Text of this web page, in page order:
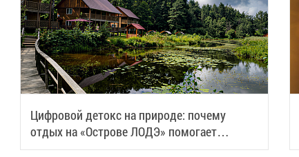
Цифровой детокс на природе: почему
отдых на «Острове ЛОДЭ» помогает
восстановить силы